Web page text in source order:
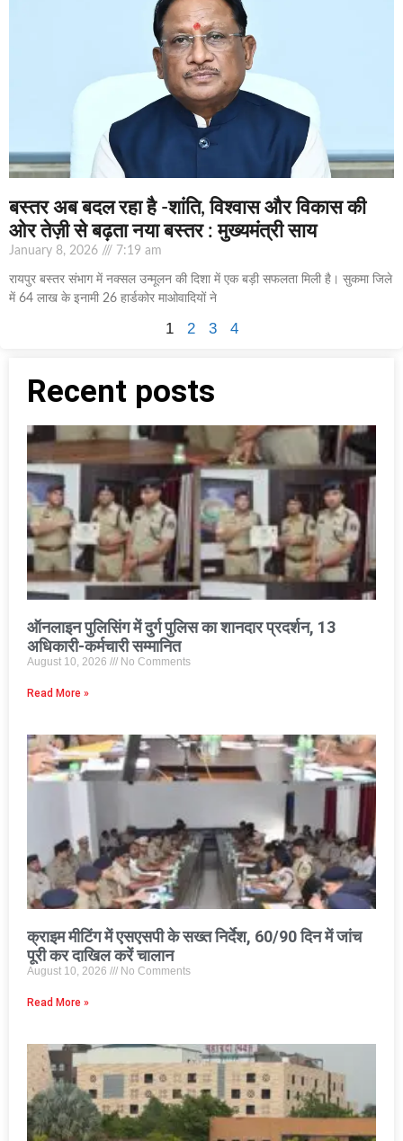
बस्तर अब बदल रहा है -शांति, विश्वास और विकास की
ओर तेज़ी से बढ़ता नया बस्तर : मुख्यमंत्री साय
January 8, 2026 7:19 am
रायपुर बस्तर संभाग में नक्सल उन्मूलन की दिशा में एक बड़ी सफलता मिली है। सुकमा जिले
में 64 लाख के इनामी 26 हार्डकोर माओवादियों ने
1 2 3 4
Recent posts
ऑनलाइन पुलिसिंग में दुर्ग पुलिस का शानदार प्रदर्शन, 13
अधिकारी-कर्मचारी सम्मानित
August 10, 2026 No Comments
Read More »
क्राइम मीटिंग में एसएसपी के सख्त निर्देश, 60/90 दिन में जांच
पूरी कर दाखिल करें चालान
August 10, 2026 No Comments
Read More »